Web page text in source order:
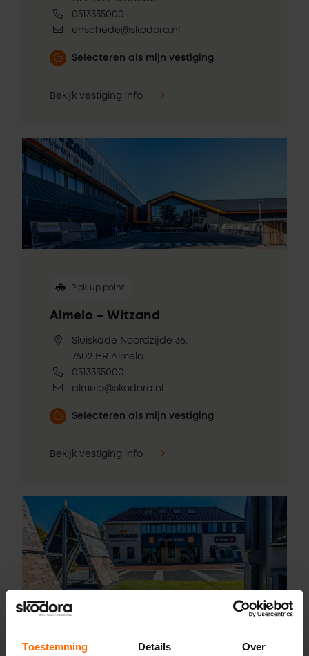
Toestemming Details Over
0513335000
enschede@skodora.nl
Selecteren als mijn vestiging
Bekijk vestiging info
Pick-up point
Almelo – Witzand
Sluiskade Noordzijde 36,
7602 HR Almelo
0513335000
almelo@skodora.nl
Selecteren als mijn vestiging
Bekijk vestiging info
Pick-up point